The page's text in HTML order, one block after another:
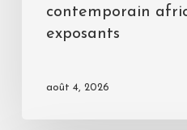
contemporain
exposants
août 4, 2026